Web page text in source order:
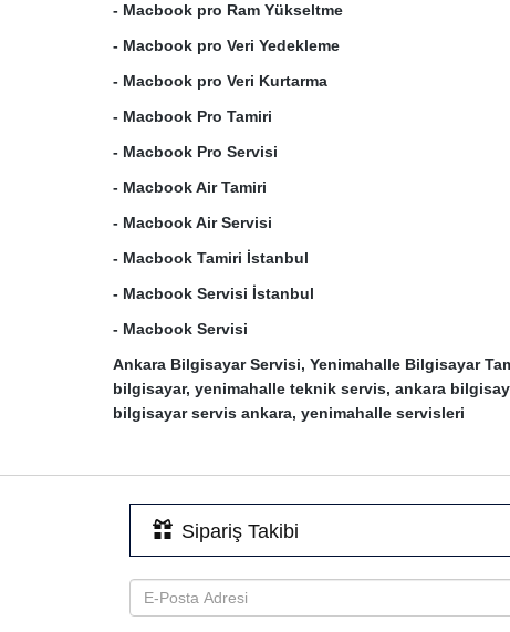
- Macbook pro Ram Yükseltme
- Macbook pro Veri Yedekleme
- Macbook pro Veri Kurtarma
- Macbook Pro Tamiri
- Macbook Pro Servisi
- Macbook Air Tamiri
- Macbook Air Servisi
- Macbook Tamiri İstanbul
- Macbook Servisi İstanbul
- Macbook Servisi
Ankara Bilgisayar Servisi, Yenimahalle Bilgisayar
bilgisayar, yenimahalle teknik servis, ankara
bilgisayar servis ankara, yenimahalle servisleri
Sipariş Takibi